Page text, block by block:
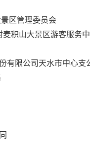
区管理委员会
积山大景区游客服务
有限公司天水市中心支